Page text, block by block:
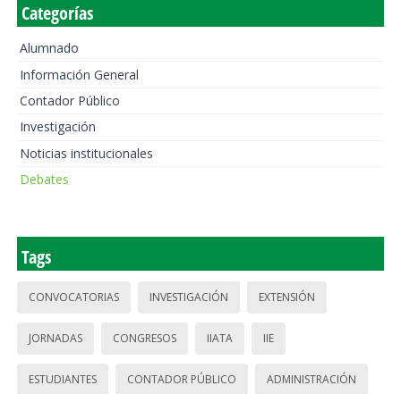
Categorías
Alumnado
Información General
Contador Público
Investigación
Noticias institucionales
Debates
Tags
CONVOCATORIAS INVESTIGACIÓN EXTENSIÓN
JORNADAS CONGRESOS IIATA IIE
ESTUDIANTES CONTADOR PÚBLICO ADMINISTRACIÓN